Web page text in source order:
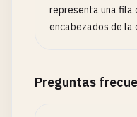
representa una fila
encabezados de la
Preguntas